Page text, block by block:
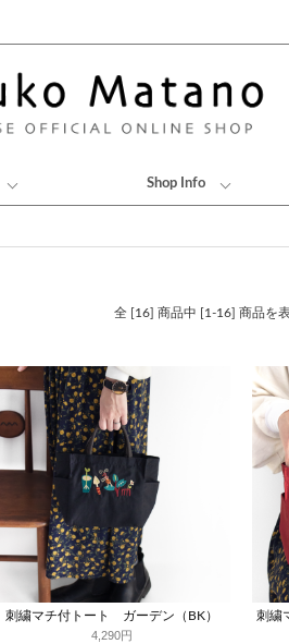
Shop Info
全 [16] 商品中 [1-16] 商品を
刺繍マチ付トート ガーデン（BK）
4,290円
刺繍